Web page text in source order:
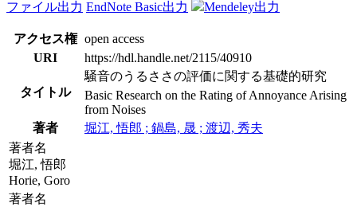
ファイル出力 EndNote Basic出力 Mendeley出力
アクセス権 open access
URI
https://hdl.handle.net/2115/40910
タイトル
騒音のうるささの評価に関する基礎的研究
Basic Research on the Rating of Annoyance Arising
from Noises
著者
堀江, 悟郎 ; 鍋島, 晟 ; 渡辺, 秀夫
著者名
堀江, 悟郎
Horie, Goro
著者名